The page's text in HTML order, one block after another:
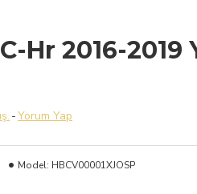
Hr 2016-2019
-Yorum Yap
Model: HBCV00001XJOSP